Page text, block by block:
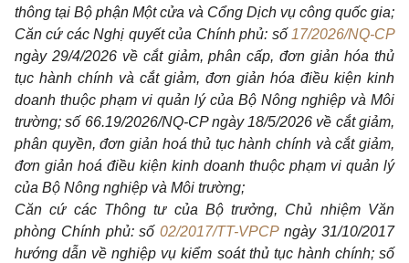
thông tại Bộ phận Một cửa và Cổng Dịch vụ công quốc gia;
Căn cứ các Nghị quyết của Chính phủ: số 17/2026/NQ-CP
ngày 29/4/2026 về cắt giảm, phân cấp, đơn giản hóa thủ
tục hành chính và cắt giảm, đơn giản hóa điều kiện kinh
doanh thuộc phạm vi quản lý của Bộ Nông nghiệp và Môi
trường; số 66.19/2026/NQ-CP ngày 18/5/2026 về cắt giảm,
phân quyền, đơn giản hoá thủ tục hành chính và cắt giảm,
đơn giản hoá điều kiện kinh doanh thuộc phạm vi quản lý
của Bộ Nông nghiệp và Môi trường;
Căn cứ các Thông tư của Bộ trưởng, Chủ nhiệm Văn
phòng Chính phủ: số02/2017/TT-VPCPngày 31/10/2017
hướng dẫn về nghiệp vụ kiểm soát thủ tục hành chính; số